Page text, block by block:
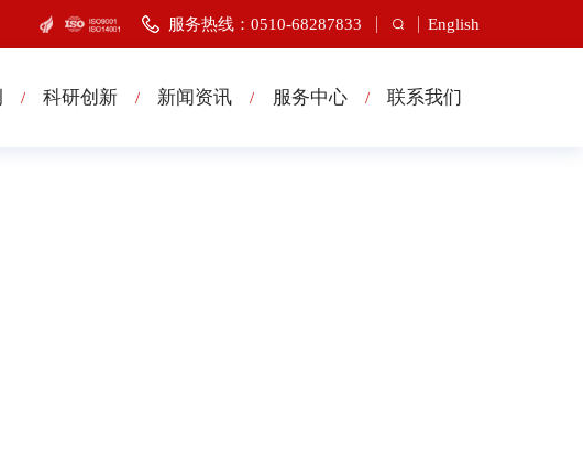
English
服务热线：0510-68287833
/ 科研创新 / 新闻资讯 / 服务中心 / 联系我们